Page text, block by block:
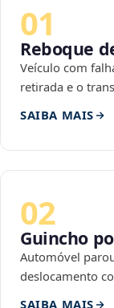
01
Reboque
Veículo com
retirada e o
SAIBA MAIS
02
Guincho
Automóvel
deslocamento
SAIBA MAIS